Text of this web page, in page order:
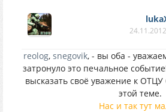
reolog, snegovik, - вы оба -
затронуло это печальное
высказать своё уважение к
этой теме.
Нас и так тут